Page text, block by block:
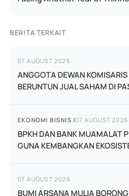
BERITA TERKAIT
07 AUGUST 2026
ANGGOTA DEWAN
BERUNTUN JUAL SAHAM DI
EKONOMI BISNIS |07 AUGUST 2026
BPKH DAN BANK MUAMALAT
GUNA KEMBANGKAN
07 AUGUST 2026
BUMI ARSANA MULIA